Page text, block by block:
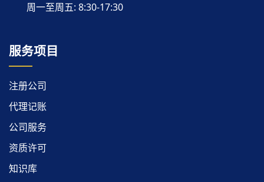
周一至周五: 8:30-17:30
服务项目
注册公司
代理记账
公司服务
资质许可
知识库